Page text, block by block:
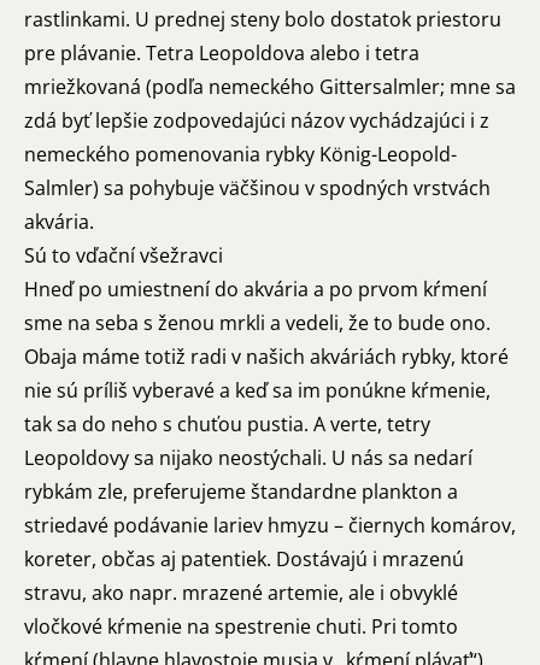
rastlinkami. U prednej steny bolo dostatok priestoru
pre plávanie. Tetra Leopoldova alebo i tetra
mriežkovaná (podľa nemeckého Gittersalmler; mne sa
zdá byť lepšie zodpovedajúci názov vychádzajúci i z
nemeckého pomenovania rybky König-Leopold-
Salmler) sa pohybuje väčšinou v spodných vrstvách
akvária.
Sú to vďační všežravci
Hneď po umiestnení do akvária a po prvom kŕmení
sme na seba s ženou mrkli a vedeli, že to bude ono.
Obaja máme totiž radi v našich akváriách rybky, ktoré
nie sú príliš vyberavé a keď sa im ponúkne kŕmenie,
tak sa do neho s chuťou pustia. A verte, tetry
Leopoldovy sa nijako neostýchali. U nás sa nedarí
rybkám zle, preferujeme štandardne plankton a
striedavé podávanie lariev hmyzu – čiernych komárov,
koreter, občas aj patentiek. Dostávajú i mrazenú
stravu, ako napr. mrazené artemie, ale i obvyklé
vločkové kŕmenie na spestrenie chuti. Pri tomto